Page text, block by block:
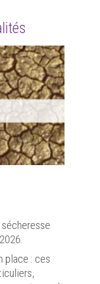
place : ces